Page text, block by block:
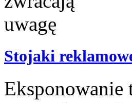
Stojaki
Eksponowanie